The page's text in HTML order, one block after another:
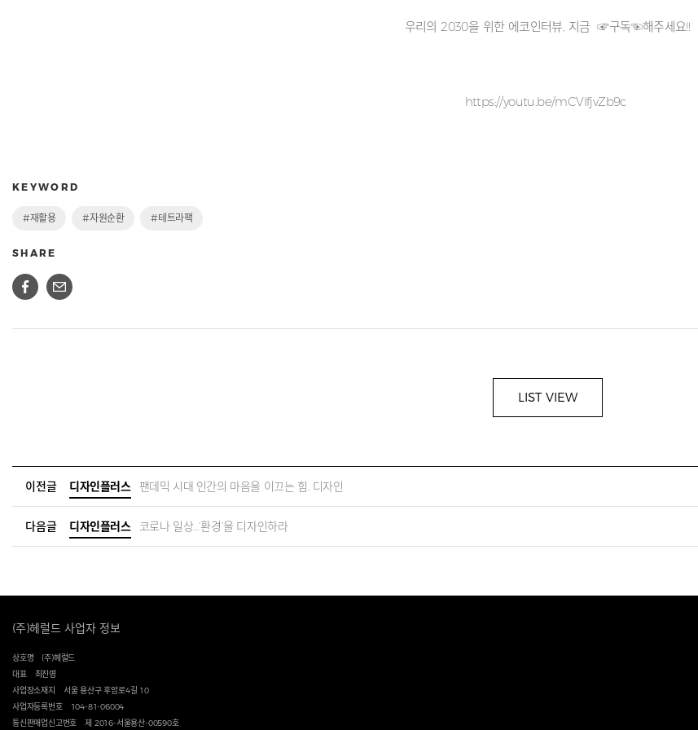
우리의 2030을 위한 에코인터뷰, 지금 ☞구독☜해주세요!!
https://youtu.be/mCVIfjvZb9c
KEYWORD
#재활용 #자원순환 #테트라팩
SHARE
LIST VIEW
이전글 디자인플러스 팬데믹 시대 인간의 마음을 이끄는 힘, 디자인
다음글 디자인플러스 코로나 일상…‘환경’을 디자인하라
(주)헤럴드 사업자 정보
상호명
(주)헤럴드
대표
최진영
사업장소재지
서울 용산구 후암로4길 10
사업자등록번호
104-81-06004
통신판매업신고번호
제 2016-서울용산-00590호